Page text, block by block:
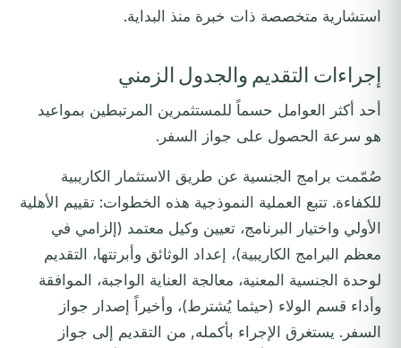
استشارية متخصصة ذات خبرة منذ البداية.
إجراءات التقديم والجدول الزمني
أحد أكثر العوامل حسماً للمستثمرين المرتبطين بمواعيد
هو سرعة الحصول على جواز السفر.
صُمّمت برامج الجنسية عن طريق الاستثمار الكاريبية
للكفاءة. تتبع العملية النموذجية هذه الخطوات: تقييم الأهلية
الأولي واختيار البرنامج، تعيين وكيل معتمد (إلزامي في
معظم البرامج الكاريبية)، إعداد الوثائق وأبرتتها، التقديم
لوحدة الجنسية المعنية، معالجة العناية الواجبة، الموافقة
وأداء قسم الولاء (حيثما يُشترط)، وأخيراً إصدار جواز
السفر. يستغرق الإجراء بأكمله, من التقديم إلى جواز